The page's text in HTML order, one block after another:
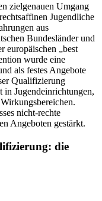
zielgenauen Umgang
Jugendliche
aus
Bundesländer und
europäischen „best
wurde eine
als festes Angebote
Qualifizierung
in Jugendeinrichtungen,
nicht-rechte
Angeboten gestärkt.
die